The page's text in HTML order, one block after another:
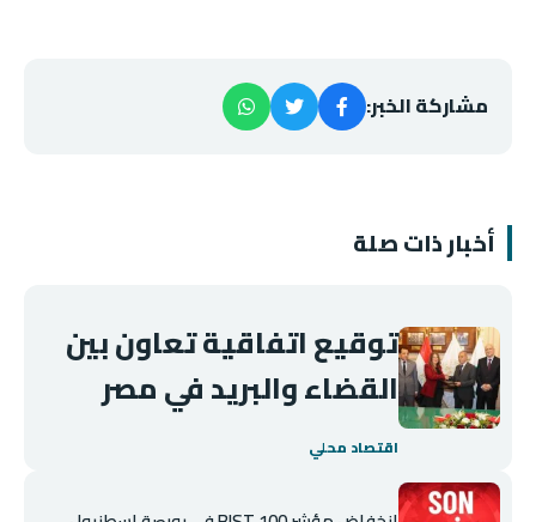
مشاركة الخبر:
أخبار ذات صلة
توقيع اتفاقية تعاون بين
القضاء والبريد في مصر
اقتصاد محلي